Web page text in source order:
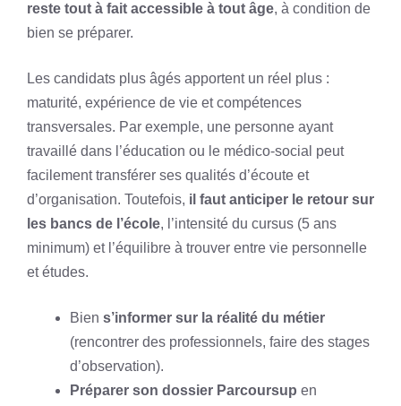
reste tout à fait accessible à tout âge, à condition de
bien se préparer.
Les candidats plus âgés apportent un réel plus :
maturité, expérience de vie et compétences
transversales. Par exemple, une personne ayant
travaillé dans l’éducation ou le médico-social peut
facilement transférer ses qualités d’écoute et
d’organisation. Toutefois, il faut anticiper le retour sur
les bancs de l’école, l’intensité du cursus (5 ans
minimum) et l’équilibre à trouver entre vie personnelle
et études.
Bien s’informer sur la réalité du métier
(rencontrer des professionnels, faire des stages
d’observation).
Préparer son dossier Parcoursup en